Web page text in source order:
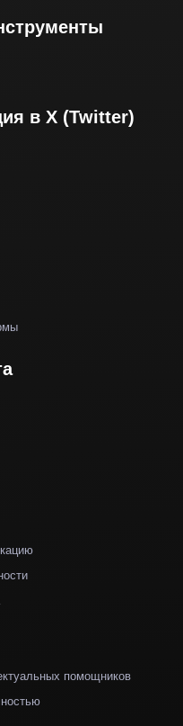
в X (Twitter)
помощников